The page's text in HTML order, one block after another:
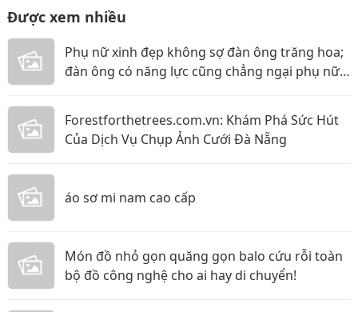
Được xem nhiều
Phụ nữ xinh đẹp không sợ đàn ông trăng hoa;
đàn ông có năng lực cũng chẳng ngại phụ nữ
Forestforthetrees.com.vn: Khám Phá Sức Hút
Của Dịch Vụ Chụp Ảnh Cưới Đà Nẵng
áo sơ mi nam cao cấp
Món đồ nhỏ gọn quăng gọn balo cứu rỗi toàn
bộ đồ công nghệ cho ai hay di chuyển!